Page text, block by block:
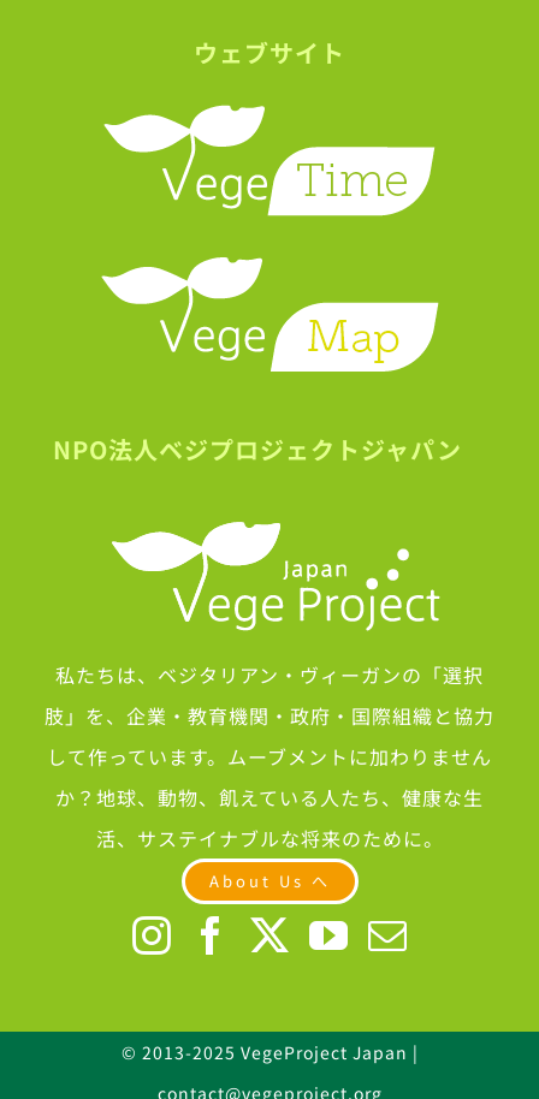
ウェブサイト
NPO法人ベジプロジェクトジャパン
私たちは、ベジタリアン・ヴィーガンの「選択
肢」を、企業・教育機関・政府・国際組織と協力
して作っています。ムーブメントに加わりません
か？地球、動物、飢えている人たち、健康な生
活、サステイナブルな将来のために。
About Us へ
© 2013-2025 VegeProject Japan |
contact@vegeproject.org